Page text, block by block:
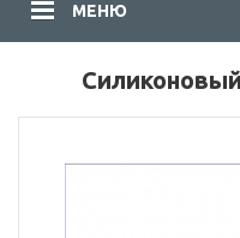
МЕНЮ